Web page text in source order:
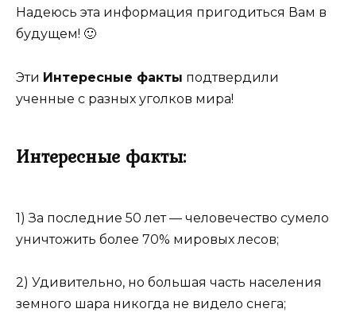
Надеюсь эта информация пригодиться Вам в
будущем! 🙂
Эти Интересные факты подтвердили
ученные с разных уголков мира!
Интересные факты:
1) За последние 50 лет — человечество сумело
уничтожить более 70% мировых лесов;
2) Удивительно, но большая часть населения
земного шара никогда не видело снега;